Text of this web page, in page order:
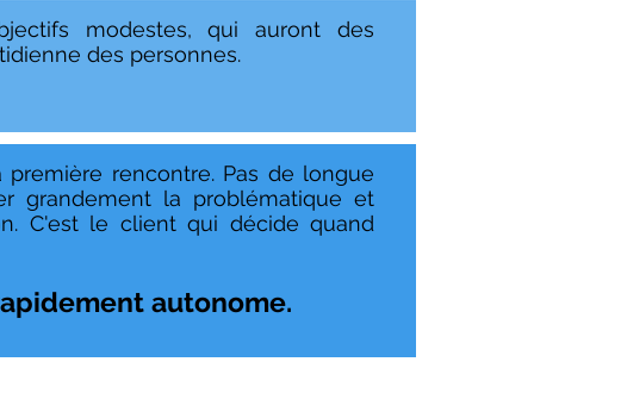
modestes, qui auront des
des personnes.
rencontre. Pas de longue
grandement la problématique et
C'est le client qui décide quand
autonome.